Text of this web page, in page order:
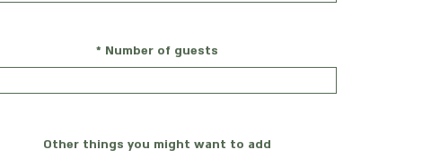
Number of guests
Other things you might want to add